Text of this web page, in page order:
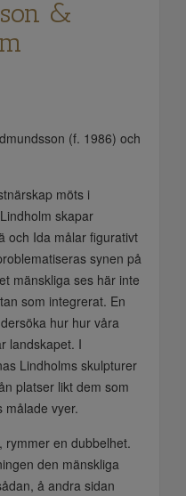
&
(f. 1986) och
möts i
skapar
och Ida målar figurativt
synen på
mänskliga ses här inte
som integrerat. En
hur hur våra
landskapet. I
Lindholms skulpturer
platser likt dem som
målade vyer.
, rymmer en dubbelhet.
den mänskliga
å andra sidan